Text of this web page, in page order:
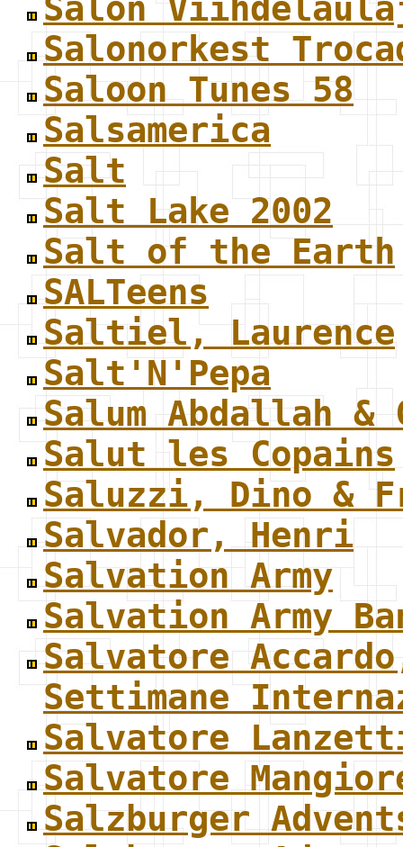
Salon
Salonorkest
Saloon Tunes 58
Salsamerica
Salt
Salt Lake 2002
Salt of the Earth
SALTeens
Saltiel, Laurence
Salt'N'Pepa
Salum Abdallah &
Salut les Copains
Saluzzi, Dino &
Salvador, Henri
Salvation Army
Salvation Army
Salvatore
Settimane
Salvatore
Salvatore
Salzburger